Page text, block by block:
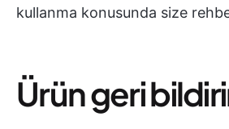
kullanma konusunda size
Ürün geri